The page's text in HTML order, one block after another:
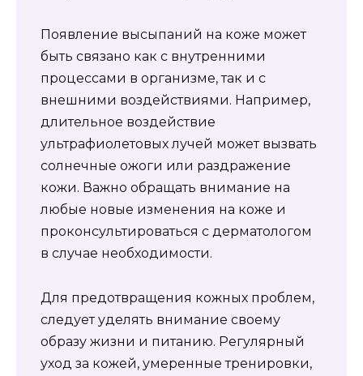
Появление высыпаний на коже может
быть связано как с внутренними
процессами в организме, так и с
внешними воздействиями. Например,
длительное воздействие
ультрафиолетовых лучей может вызвать
солнечные ожоги или раздражение
кожи. Важно обращать внимание на
любые новые изменения на коже и
проконсультироваться с дерматологом
в случае необходимости.
Для предотвращения кожных проблем,
следует уделять внимание своему
образу жизни и питанию. Регулярный
уход за кожей, умеренные тренировки,